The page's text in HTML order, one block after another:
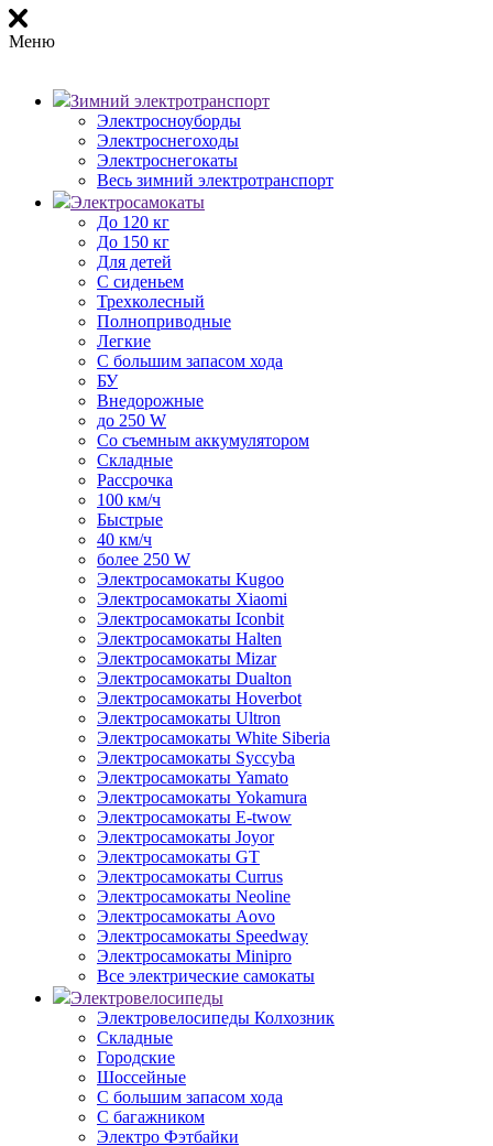
Меню
Зимний электротранспорт
Электросноуборды
Электроснегоходы
Электроснегокаты
Весь зимний электротранспорт
Электросамокаты
До 120 кг
До 150 кг
Для детей
С сиденьем
Трехколесный
Полноприводные
Легкие
С большим запасом хода
БУ
Внедорожные
до 250 W
Со съемным аккумулятором
Складные
Рассрочка
100 км/ч
Быстрые
40 км/ч
более 250 W
Электросамокаты Kugoo
Электросамокаты Xiaomi
Электросамокаты Iconbit
Электросамокаты Halten
Электросамокаты Mizar
Электросамокаты Dualton
Электросамокаты Hoverbot
Электросамокаты Ultron
Электросамокаты White Siberia
Электросамокаты Syccyba
Электросамокаты Yamato
Электросамокаты Yokamura
Электросамокаты E-twow
Электросамокаты Joyor
Электросамокаты GT
Электросамокаты Currus
Электросамокаты Neoline
Электросамокаты Aovo
Электросамокаты Speedway
Электросамокаты Minipro
Все электрические самокаты
Электровелосипеды
Электровелосипеды Колхозник
Складные
Городские
Шоссейные
С большим запасом хода
С багажником
Электро Фэтбайки